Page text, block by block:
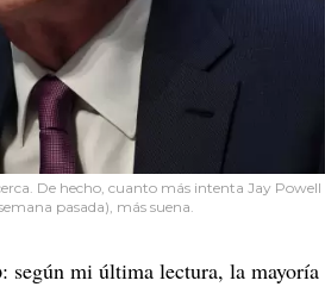
De hecho, cuanto más intenta Jay Powell
pasada), más suena.
: según mi última lectura, la mayoría